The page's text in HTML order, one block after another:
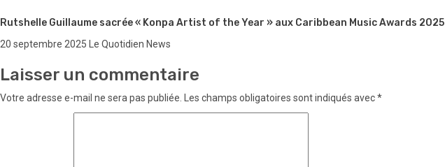
Rutshelle Guillaume sacrée « Konpa Artist of the Year » aux Caribbean Music Awards 2025
20 septembre 2025 Le Quotidien News
Laisser un commentaire
Votre adresse e-mail ne sera pas publiée. Les champs obligatoires sont indiqués avec*